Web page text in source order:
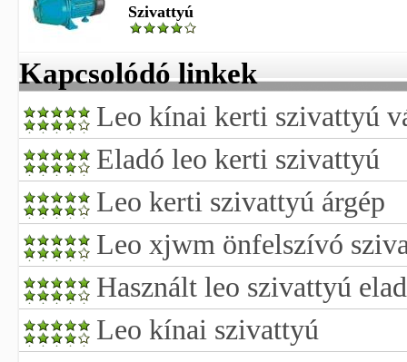
Szivattyú
Kapcsolódó linkek
Leo kínai kerti szivattyú
Eladó leo kerti szivattyú
Leo kerti szivattyú árgép
Leo xjwm önfelszívó
Használt leo szivattyú
Leo kínai szivattyú